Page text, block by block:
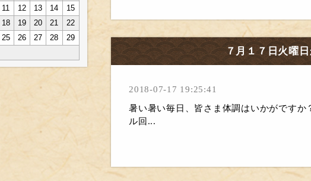
11 12 13 14
15
18 19 20 21
22
25 26 27 28
29
７月１７日火曜
2018-07-17 19:25:41
暑い暑い毎日、皆さま体調はいかがです
ル回...